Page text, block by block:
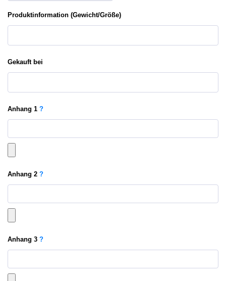
Produktinformation (Gewicht/Größe)
Gekauft bei
Anhang 1 ?
Anhang 2 ?
Anhang 3 ?